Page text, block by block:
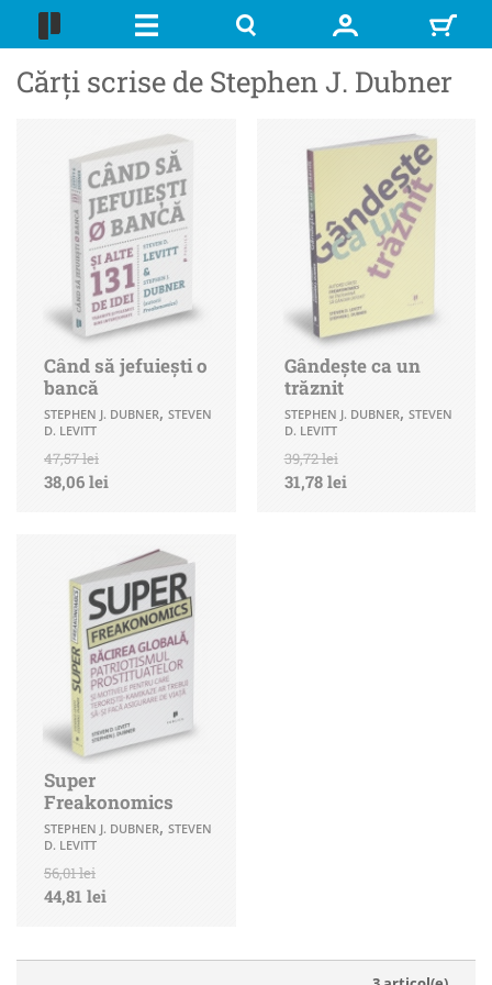
Cărți scrise de Stephen J. Dubner
Când să jefuieşti o
bancă
STEPHEN J. DUBNER, STEVEN
D. LEVITT
47,57 lei
38,06 lei
Gândește ca un
trăznit
STEPHEN J. DUBNER, STEVEN
D. LEVITT
39,72 lei
31,78 lei
Super
Freakonomics
STEPHEN J. DUBNER, STEVEN
D. LEVITT
56,01 lei
44,81 lei